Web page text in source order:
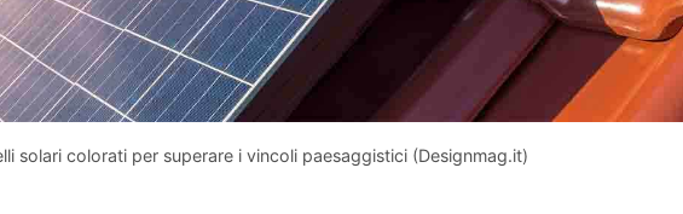
solari colorati per superare i vincoli paesaggistici (Designmag.it)